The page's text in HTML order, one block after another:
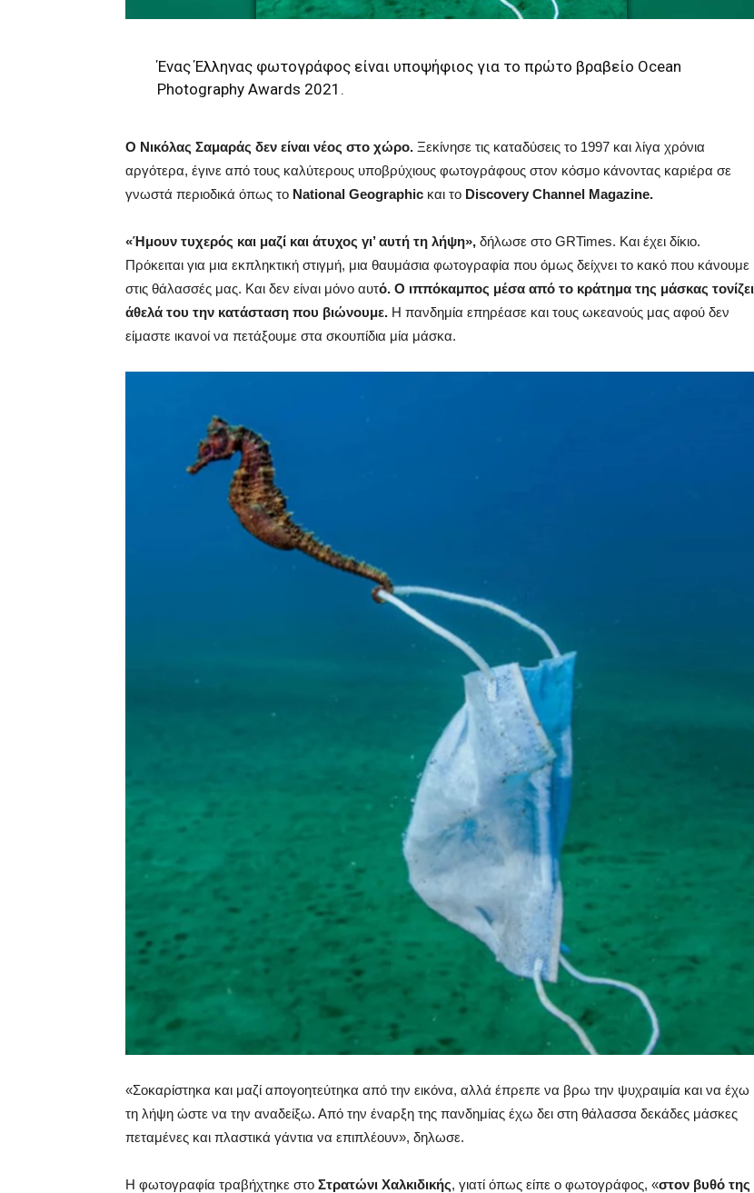
Ένας Έλληνας φωτογράφος είναι υποψήφιος για το πρώτο βραβείο Ocean
Photography Awards 2021.
Ο Νικόλας Σαμαράς δεν είναι νέος στο χώρο. Ξεκίνησε τις καταδύσεις το 1997 και λίγα χρόνια
αργότερα, έγινε από τους καλύτερους υποβρύχιους φωτογράφους στον κόσμο κάνοντας καριέρα σε
γνωστά περιοδικά όπως το National Geographic και το Discovery Channel Magazine.
«Ήμουν τυχερός και μαζί και άτυχος γι’ αυτή τη λήψη», δήλωσε στο GRTimes. Και έχει δίκιο.
Πρόκειται για μια εκπληκτική στιγμή, μια θαυμάσια φωτογραφία που όμως δείχνει το κακό που κάνουμε
στις θάλασσές μας. Και δεν είναι μόνο αυτό. Ο ιππόκαμπος μέσα από το κράτημα της μάσκας τονίζει
άθελά του την κατάσταση που βιώνουμε. Η πανδημία επηρέασε και τους ωκεανούς μας αφού δεν
είμαστε ικανοί να πετάξουμε στα σκουπίδια μία μάσκα.
«Σοκαρίστηκα και μαζί απογοητεύτηκα από την εικόνα, αλλά έπρεπε να βρω την ψυχραιμία και να έχω
τη λήψη ώστε να την αναδείξω. Από την έναρξη της πανδημίας έχω δει στη θάλασσα δεκάδες μάσκες
πεταμένες και πλαστικά γάντια να επιπλέουν», δηλωσε.
Η φωτογραφία τραβήχτηκε στο Στρατώνι Χαλκιδικής, γιατί όπως είπε ο φωτογράφος, «στον βυθό της